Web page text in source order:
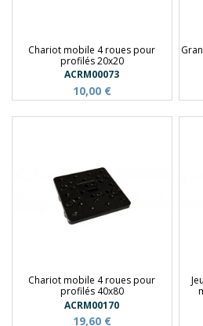
Chariot mobile 4 roues pour
profilés 20x20
ACRM00073
10,00 €
Chariot mobile 4 roues pour
profilés 40x80
ACRM00170
19,60 €